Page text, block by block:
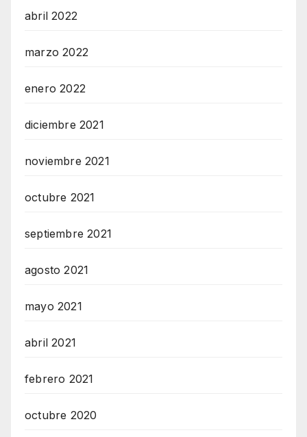
abril 2022
marzo 2022
enero 2022
diciembre 2021
noviembre 2021
octubre 2021
septiembre 2021
agosto 2021
mayo 2021
abril 2021
febrero 2021
octubre 2020